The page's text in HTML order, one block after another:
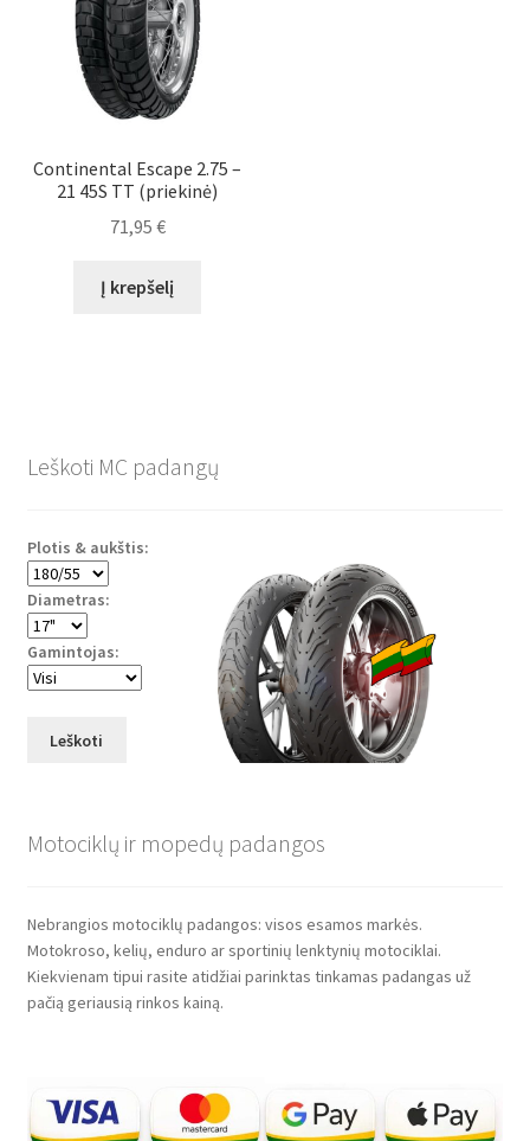
Continental Escape 2.75 –
21 45S TT (priekinė)
71,95 €
Į krepšelį
Leškoti MC padangų
Plotis & aukštis:
Diametras:
Gamintojas:
Leškoti
Motociklų ir mopedų padangos
Nebrangios motociklų padangos: visos esamos markės.
Motokroso, kelių, enduro ar sportinių lenktynių motociklai.
Kiekvienam tipui rasite atidžiai parinktas tinkamas padangas už
pačią geriausią rinkos kainą.